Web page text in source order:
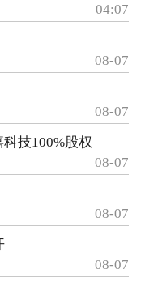
04:07
08-07
08-07
技100%股权
08-07
08-07
08-07